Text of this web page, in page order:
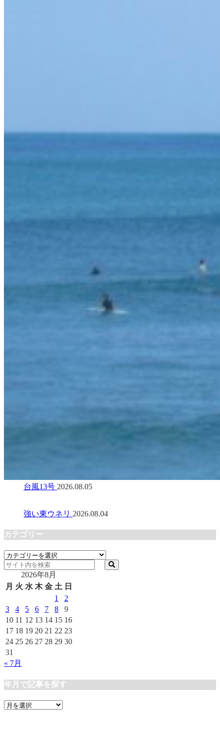
台風13号 2026.08.05
強い東ウネリ 2026.08.04
カテゴリー
カ
テ
リ
2026年8月
月 火 水 木 金 土 日
1
2
3
4 5 6 7 8
9
10 11 12 13 14 15 16
17 18 19 20 21 22 23
24 25 26 27 28 29 30
31
« 7月
年月で記事を探す
年